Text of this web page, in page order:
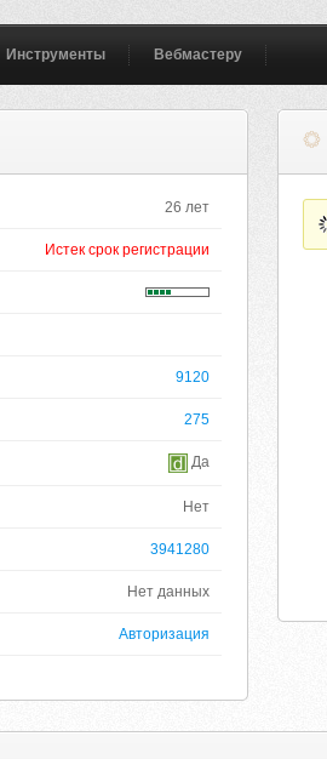
Инструменты Вебмастеру
26 лет
Истек срок регистрации
9120
275
Да
Нет
3941280
Нет данных
Авторизация